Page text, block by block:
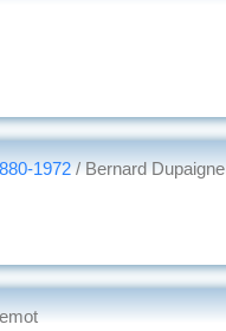
1972/ Bernard Dupaigne